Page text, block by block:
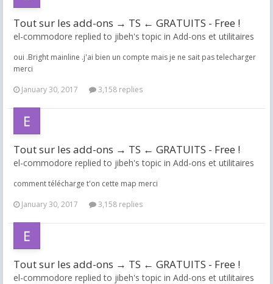
Tout sur les add-ons → TS ← GRATUITS - Free !
el-commodore replied to jibeh's topic in Add-ons et utilitaires
oui .Bright mainline .j'ai bien un compte mais je ne sait pas telecharger
merci
January 30, 2017
3,158 replies
Tout sur les add-ons → TS ← GRATUITS - Free !
el-commodore replied to jibeh's topic in Add-ons et utilitaires
comment télécharge t'on cette map merci
January 30, 2017
3,158 replies
Tout sur les add-ons → TS ← GRATUITS - Free !
el-commodore replied to jibeh's topic in Add-ons et utilitaires